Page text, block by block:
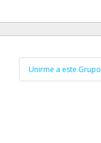
Unirme a este Grupo